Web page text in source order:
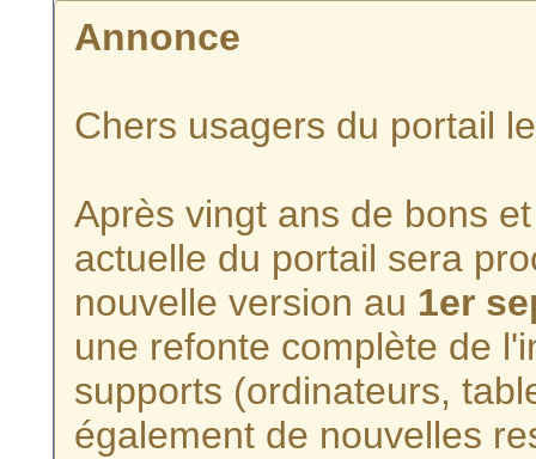
Annonce
Chers usagers du portail
Après vingt ans de bons
actuelle du portail sera
nouvelle version au 1er
une refonte complète de
supports (ordinateurs,
également de nouvelles